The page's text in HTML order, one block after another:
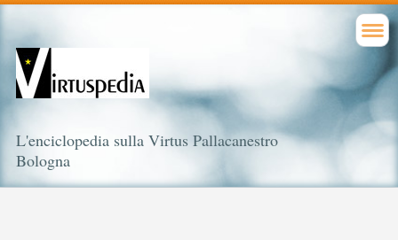
L'enciclopedia sulla Virtus Pallacanestro
Bologna